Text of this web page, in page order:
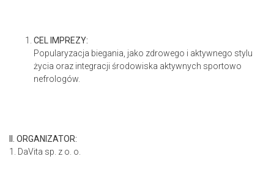
CEL IMPREZY:
Popularyzacja biegania, jako zdrowego i aktywnego stylu
życia oraz integracji środowiska aktywnych sportowo
nefrologów.
lI. ORGANIZATOR:
1. DaVita sp. z o. o.